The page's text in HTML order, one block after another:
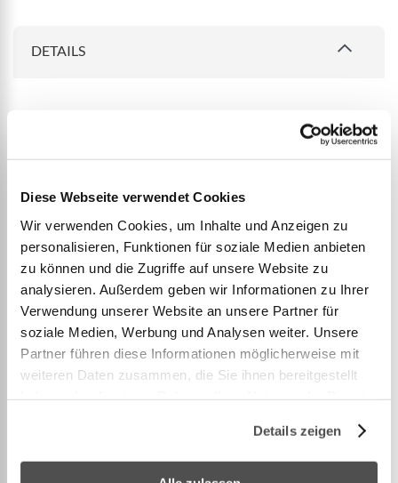
Diese Webseite verwendet Cookies
Wir verwenden Cookies, um Inhalte und Anzeigen zu
personalisieren, Funktionen für soziale Medien anbieten
zu können und die Zugriffe auf unsere Website zu
analysieren. Außerdem geben wir Informationen zu Ihrer
Verwendung unserer Website an unsere Partner für
soziale Medien, Werbung und Analysen weiter. Unsere
Partner führen diese Informationen möglicherweise mit
weiteren Daten zusammen, die Sie ihnen bereitgestellt
Details zeigen
DETAILS
Material: 80% Baumwolle, 20% Polyester
Vielseitige Outdoor Picknick Decke. Leicht und
kleines Packmass. Passt in Rucksackaussentaschen.
Oberseite aus hautsympathischen Mischgewebe
(80% Baumwolle – 20% Polyester). Unterseite aus
wasserdichtem Polyester.
Grosser Verwendungszweck als Decke,
Wetterschutz, zusätzliche Wärmeschicht zum
Trekkingstöcken oder Aufstellstangen (nicht im